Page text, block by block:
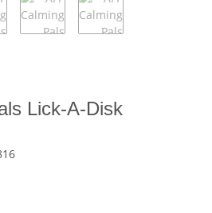
Lick-A-Disk